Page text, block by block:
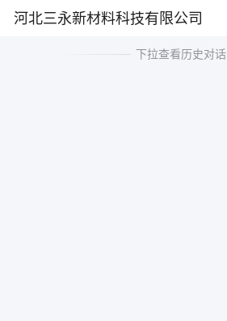
河北三永新材料科技有限公司
下拉查看历史对话